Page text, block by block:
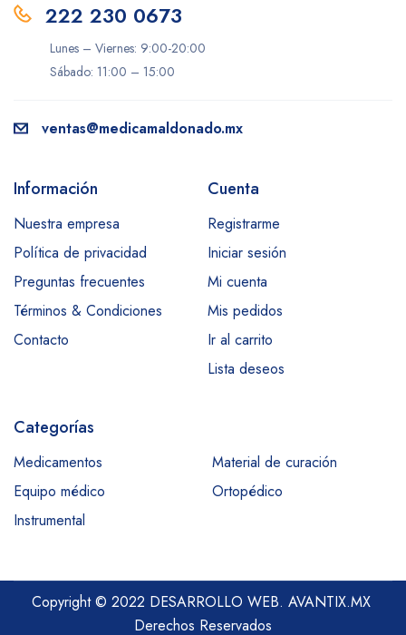
222 230 0673
Lunes – Viernes: 9:00-20:00
Sábado: 11:00 – 15:00
ventas@medicamaldonado.mx
Información
Nuestra empresa
Política de privacidad
Preguntas frecuentes
Términos & Condiciones
Contacto
Cuenta
Registrarme
Iniciar sesión
Mi cuenta
Mis pedidos
Ir al carrito
Lista deseos
Categorías
Medicamentos
Material de curación
Equipo médico
Ortopédico
Instrumental
Copyright © 2022 DESARROLLO WEB. AVANTIX.MX
Derechos Reservados